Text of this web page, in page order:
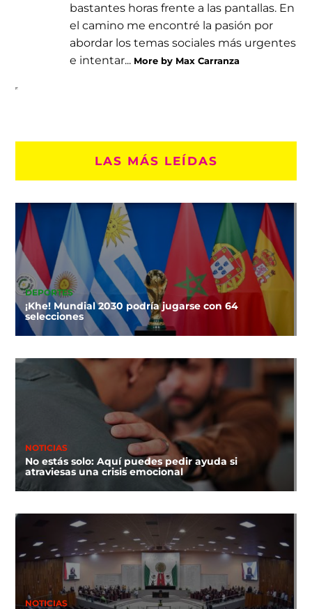
bastantes horas frente a las pantallas. En
el camino me encontré la pasión por
abordar los temas sociales más urgentes
e intentar... More by Max Carranza
LAS MÁS LEÍDAS
DEPORTES
¡Khe! Mundial 2030 podría jugarse con 64
selecciones
NOTICIAS
No estás solo: Aquí puedes pedir ayuda si
atraviesas una crisis emocional
NOTICIAS